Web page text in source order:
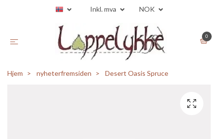
Inkl. mva NOK
0
Hjem nyheterfremsiden Desert Oasis Spruce